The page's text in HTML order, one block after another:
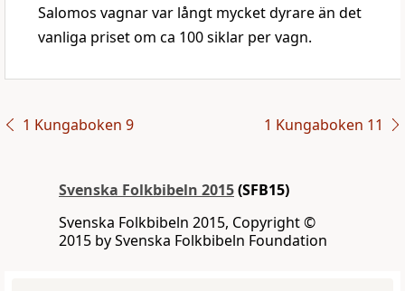
Salomos vagnar var långt mycket dyrare än det
vanliga priset om ca 100 siklar per vagn.
1 Kungaboken 9 1 Kungaboken 11
Svenska Folkbibeln 2015(SFB15)
Svenska Folkbibeln 2015, Copyright ©
2015 by Svenska Folkbibeln Foundation